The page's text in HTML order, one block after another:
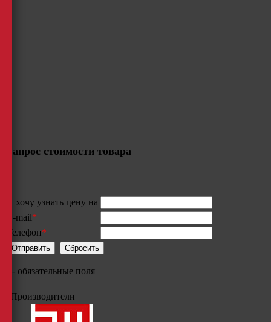
Запрос стоимости товара
Я хочу узнать цену на
E-mail*
Телефон*
- обязательные поля
Производители